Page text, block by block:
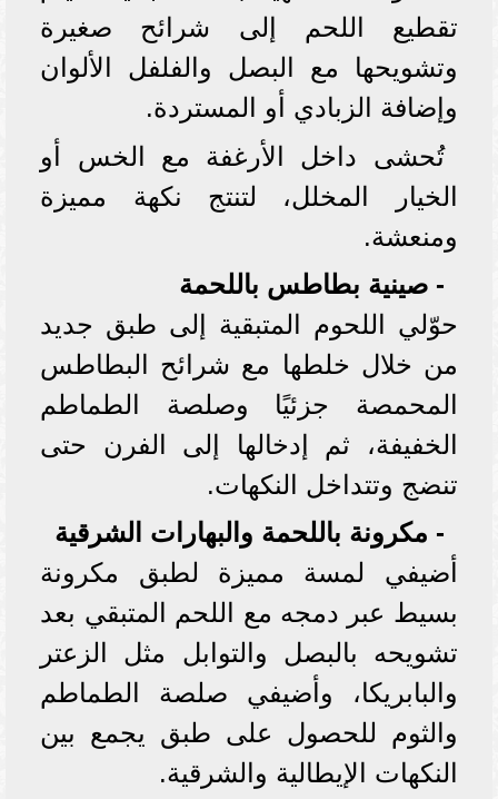
تقطيع اللحم إلى شرائح صغيرة
وتشويحها مع البصل والفلفل الألوان
وإضافة الزبادي أو المستردة.
تُحشى داخل الأرغفة مع الخس أو
الخيار المخلل، لتنتج نكهة مميزة
ومنعشة.
- صينية بطاطس باللحمة
حوّلي اللحوم المتبقية إلى طبق جديد
من خلال خلطها مع شرائح البطاطس
المحمصة جزئيًا وصلصة الطماطم
الخفيفة، ثم إدخالها إلى الفرن حتى
تنضج وتتداخل النكهات.
- مكرونة باللحمة والبهارات الشرقية
أضيفي لمسة مميزة لطبق مكرونة
بسيط عبر دمجه مع اللحم المتبقي بعد
تشويحه بالبصل والتوابل مثل الزعتر
والبابريكا، وأضيفي صلصة الطماطم
والثوم للحصول على طبق يجمع بين
النكهات الإيطالية والشرقية.